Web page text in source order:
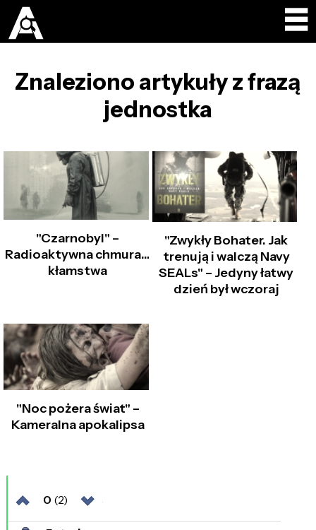
Znaleziono artykuły z frazą
jednostka
"Czarnobyl" –
Radioaktywna chmura…
kłamstwa
"Zwykły Bohater. Jak
trenują i walczą Navy
SEALs" – Jedyny łatwy
dzień był wczoraj
"Noc pożera świat" –
Kameralna apokalipsa
0 (2)